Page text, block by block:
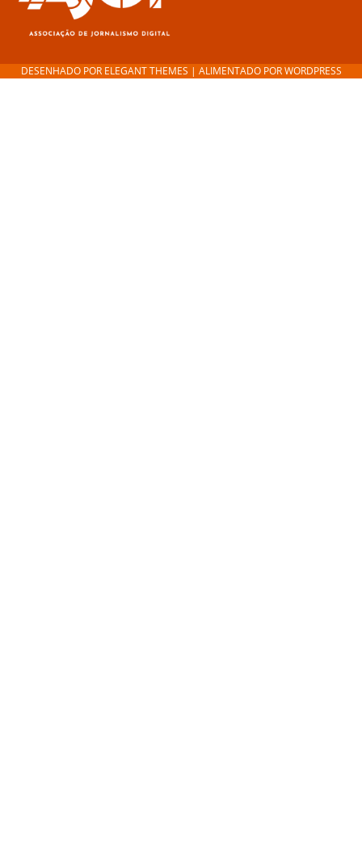
DESENHADO POR ELEGANT THEMES | ALIMENTADO PORWORDPRESS